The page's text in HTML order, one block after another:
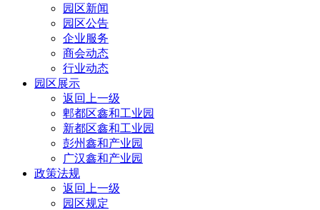
园区新闻
园区公告
企业服务
商会动态
行业动态
园区展示
返回上一级
郫都区鑫和工业园
新都区鑫和工业园
彭州鑫和产业园
广汉鑫和产业园
政策法规
返回上一级
园区规定